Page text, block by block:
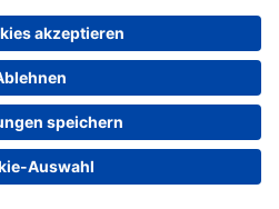
Senden
2023 CCB